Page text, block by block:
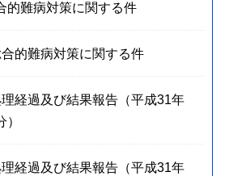
難病対策に関する件
的難病対策に関する件
経過及び結果報告（平成31年
経過及び結果報告（平成31年